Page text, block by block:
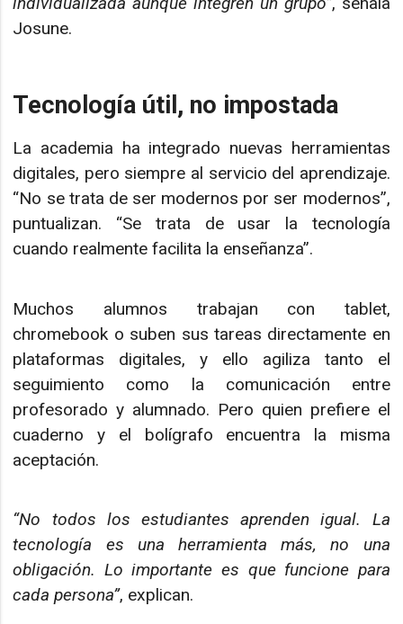
Josune.
Tecnología útil, no impostada
La academia ha integrado nuevas herramientas
digitales, pero siempre al servicio del aprendizaje.
“No se trata de ser modernos por ser modernos”,
puntualizan. “Se trata de usar la tecnología
cuando realmente facilita la enseñanza”.
Muchos alumnos trabajan con tablet,
chromebook o suben sus tareas directamente en
plataformas digitales, y ello agiliza tanto el
seguimiento como la comunicación entre
profesorado y alumnado. Pero quien prefiere el
cuaderno y el bolígrafo encuentra la misma
aceptación.
“No todos los estudiantes aprenden igual. La
tecnología es una herramienta más, no una
obligación. Lo importante es que funcione para
cada persona”, explican.